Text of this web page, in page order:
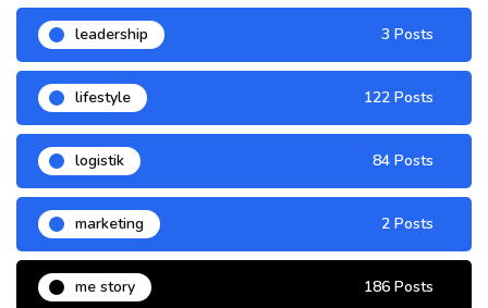
leadership 3 Posts
lifestyle 122 Posts
logistik 84 Posts
marketing 2 Posts
me story 186 Posts